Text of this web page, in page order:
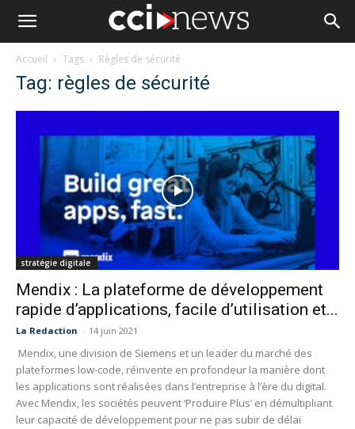
Accueil Tags Règles de sécurité
Tag: règles de sécurité
stratégie digitale
Mendix : La plateforme de développement
rapide d’applications, facile d’utilisation et...
La Redaction - 14 juin 2021
Mendix, une division de Siemens et un leader du marché des
plateformes low-code, réinvente en profondeur la manière dont
les applications sont réalisées dans l’entreprise à l’ère du digital.
Avec Mendix, les sociétés peuvent ‘Produire Plus’ en démultipliant
leur capacité de développement pour ne pas subir de délai